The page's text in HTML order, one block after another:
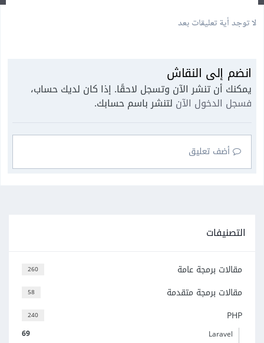
لا توجد أية تعليقات بعد
انضم إلى النقاش
يمكنك أن تنشر الآن وتسجل لاحقًا. إذا كان لديك حساب،
فسجل الدخول الآن لتنشر باسم حسابك.
أضف تعليق
التصنيفات
260 مقالات برمجة عامة
58 مقالات برمجة متقدمة
240 PHP
69
Laravel